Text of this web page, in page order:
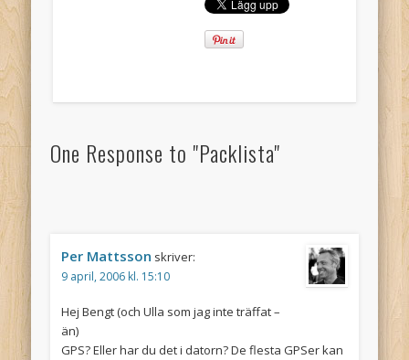
One Response to "Packlista"
Per Mattsson skriver:
9 april, 2006 kl. 15:10
Hej Bengt (och Ulla som jag inte träffat –
än)
GPS? Eller har du det i datorn? De flesta GPSer kan